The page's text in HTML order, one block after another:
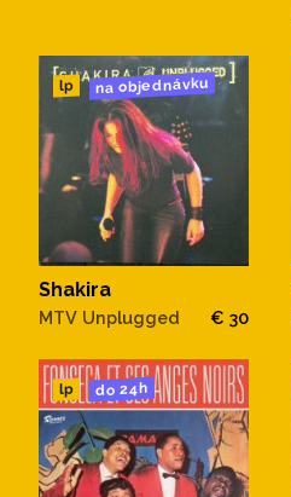
lp na objednávku
Shakira
MTV Unplugged € 30
lp do 24h